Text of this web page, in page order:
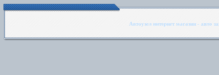
Автоузел интернет магазин - авто